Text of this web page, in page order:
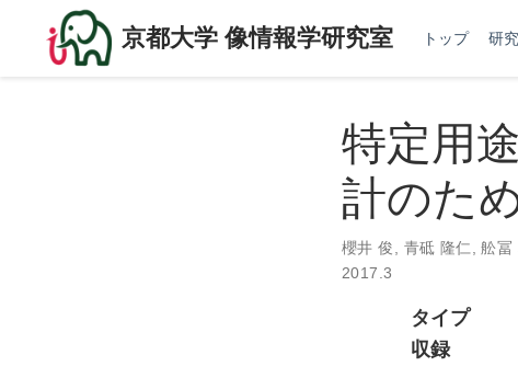
京都大学 像情報学研究室 トップ 研
特定用
計のた
櫻井 俊 青砥 隆仁 ,舩冨
2017.3
タイプ
収録